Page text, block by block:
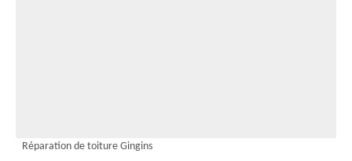
Réparation de toiture Gingins